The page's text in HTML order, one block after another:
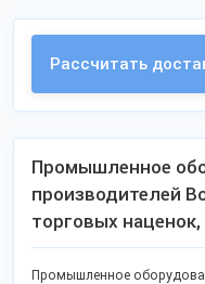
Рассчитать
Промышленное
производителей
торговых
Промышленное